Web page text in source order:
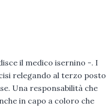
il medico isernino -. I
relegando al terzo posto
Una responsabilità che
in capo a coloro che